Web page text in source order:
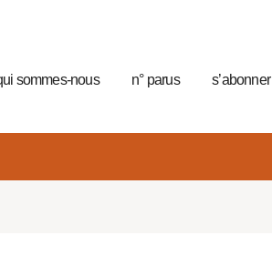
sommes-nous n° parus s’abonner